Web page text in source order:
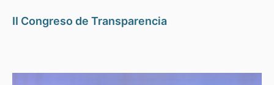
II Congreso de Transparencia